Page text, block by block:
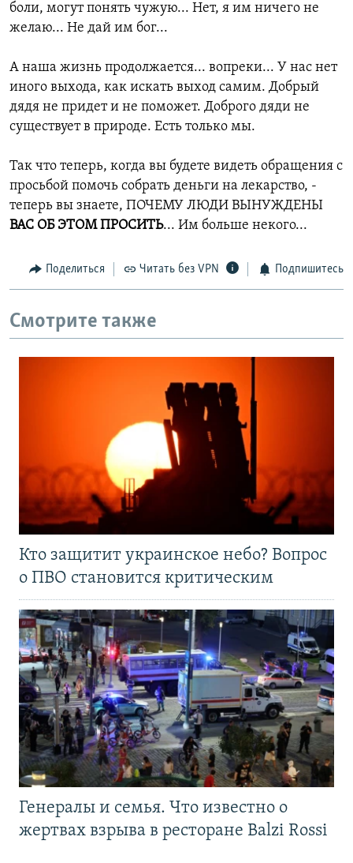
боли, могут понять чужую... Нет, я им ничего не
желаю... Не дай им бог...
А наша жизнь продолжается... вопреки... У нас нет
иного выхода, как искать выход самим. Добрый
дядя не придет и не поможет. Доброго дяди не
существует в природе. Есть только мы.
Так что теперь, когда вы будете видеть обращения с
просьбой помочь собрать деньги на лекарство, -
теперь вы знаете, ПОЧЕМУ ЛЮДИ ВЫНУЖДЕНЫ
ВАС ОБ ЭТОМ ПРОСИТЬ... Им больше некого...
Поделиться Читать без VPN Подпишитесь
Смотрите также
Кто защитит украинское небо? Вопрос
о ПВО становится критическим
Генералы и семья. Что известно о
жертвах взрыва в ресторане Balzi Rossi